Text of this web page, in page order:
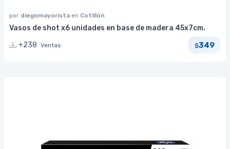
por diegomayorista en Cotillón
Vasos de shot x6 unidades en base de madera 45x7cm.
+238 Ventas $349